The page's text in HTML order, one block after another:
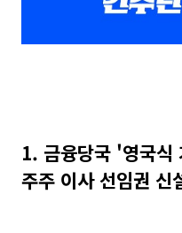
1. 금융당국 '영국식
주주 이사 선임권 신